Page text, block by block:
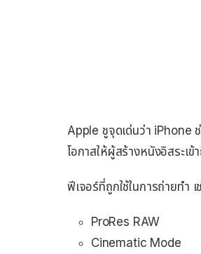
Apple ชูจุดเด่นว่า iPhone
โอกาสให้ผู้สร้างหนังอิสระเ
ฟีเจอร์ที่ถูกใช้ในการถ่ายทำ เ
ProRes RAW
Cinematic Mode